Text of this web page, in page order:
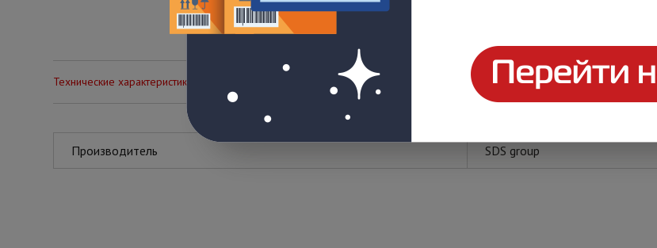
Технические характеристики
Производитель SDS group